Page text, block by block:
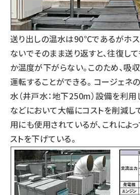
送り出しの温水は90℃であるがホ
ないでそのまま送り返すと、往復
か温度が下がらない。このため、吸
運転することができる。 コージェネ
水（井戸水：地下250m）設備を利用
などにおいて大幅にコストを削減し
用にも使用されているが、これによ
ストを下げている。